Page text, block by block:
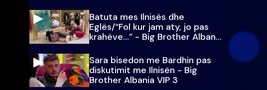
Batuta mes Ilnisës dhe
Eglës/“Fol kur jam aty, jo pas
krahëve…” - Big Brother Albania
VIP 3
Sara bisedon me Bardhin pas
diskutimit me Ilnisën - Big
Brother Albania VIP 3